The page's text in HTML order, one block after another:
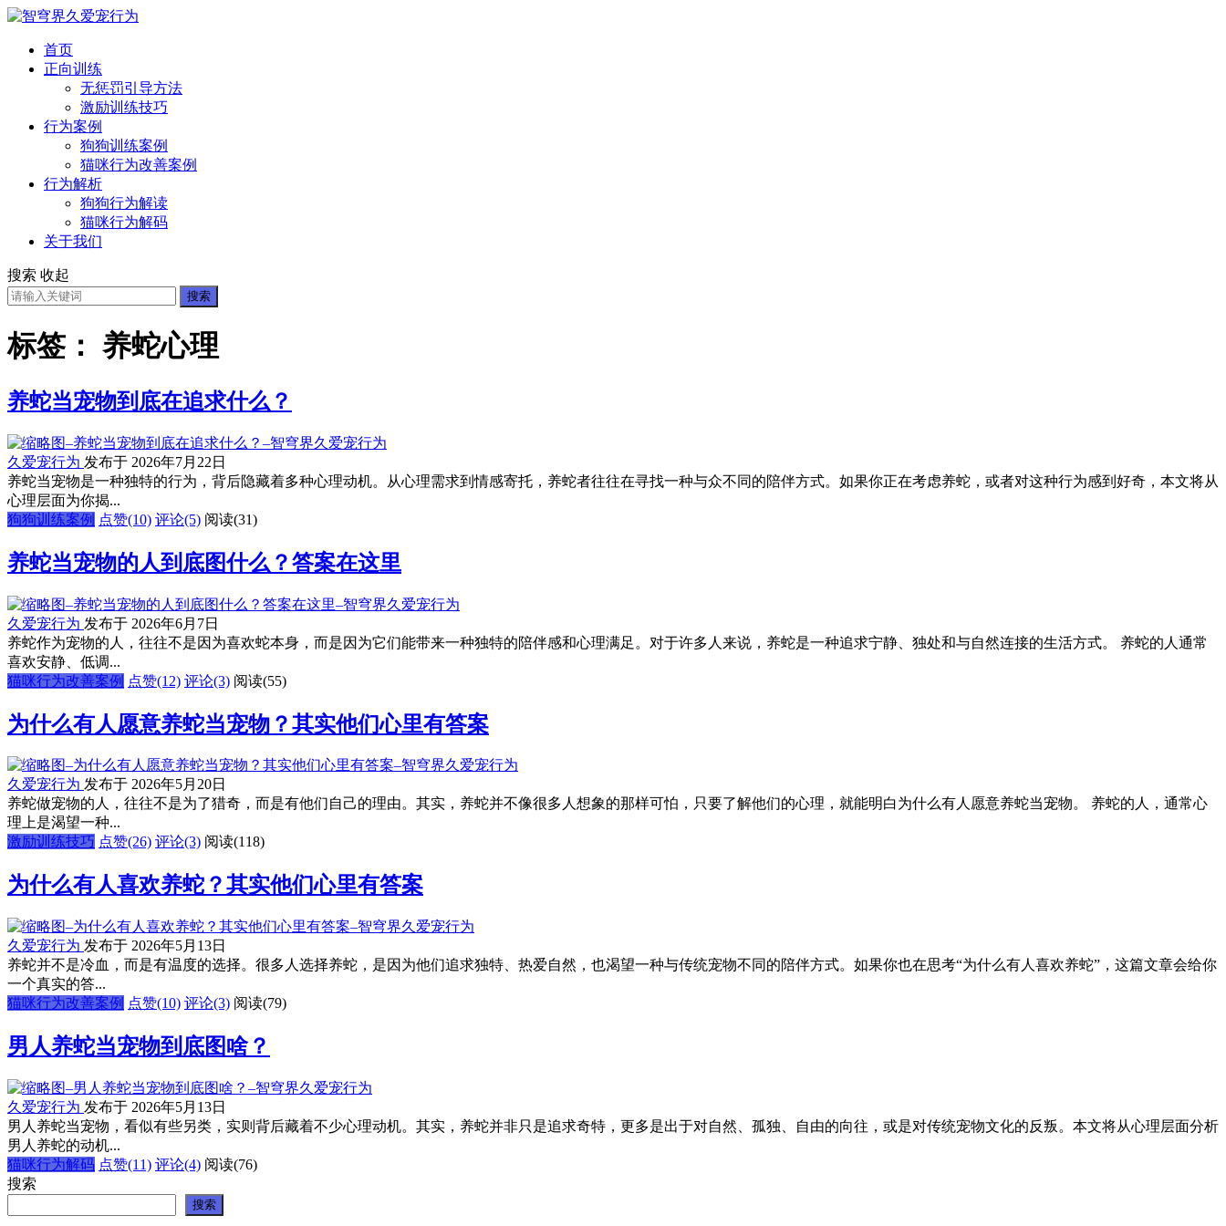
首页
正向训练
无惩罚引导方法
激励训练技巧
行为案例
狗狗训练案例
猫咪行为改善案例
行为解析
狗狗行为解读
猫咪行为解码
关于我们
搜索 收起
搜索
标签： 养蛇心理
养蛇当宠物到底在追求什么？
久爱宠行为 发布于 2026年7月22日
养蛇当宠物是一种独特的行为，背后隐藏着多种心理动机。从心理需求到情感寄托，养蛇者往往在寻找一种与众不同的陪伴方式。如果你正在考虑养蛇，或者对这种行为感到好奇，本文将从
心理层面为你揭...
狗狗训练案例 点赞(10) 评论(5) 阅读(31)
养蛇当宠物的人到底图什么？答案在这里
久爱宠行为 发布于 2026年6月7日
养蛇作为宠物的人，往往不是因为喜欢蛇本身，而是因为它们能带来一种独特的陪伴感和心理满足。对于许多人来说，养蛇是一种追求宁静、独处和与自然连接的生活方式。 养蛇的人通常
喜欢安静、低调...
猫咪行为改善案例 点赞(12) 评论(3) 阅读(55)
为什么有人愿意养蛇当宠物？其实他们心里有答案
久爱宠行为 发布于 2026年5月20日
养蛇做宠物的人，往往不是为了猎奇，而是有他们自己的理由。其实，养蛇并不像很多人想象的那样可怕，只要了解他们的心理，就能明白为什么有人愿意养蛇当宠物。 养蛇的人，通常心
理上是渴望一种...
激励训练技巧 点赞(26) 评论(3) 阅读(118)
为什么有人喜欢养蛇？其实他们心里有答案
久爱宠行为 发布于 2026年5月13日
养蛇并不是冷血，而是有温度的选择。很多人选择养蛇，是因为他们追求独特、热爱自然，也渴望一种与传统宠物不同的陪伴方式。如果你也在思考“为什么有人喜欢养蛇”，这篇文章会给你
一个真实的答...
猫咪行为改善案例 点赞(10) 评论(3) 阅读(79)
男人养蛇当宠物到底图啥？
久爱宠行为 发布于 2026年5月13日
男人养蛇当宠物，看似有些另类，实则背后藏着不少心理动机。其实，养蛇并非只是追求奇特，更多是出于对自然、孤独、自由的向往，或是对传统宠物文化的反叛。本文将从心理层面分析
男人养蛇的动机...
猫咪行为解码 点赞(11) 评论(4) 阅读(76)
搜索
搜索